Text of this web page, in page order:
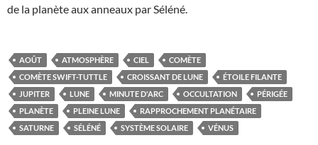
de la planète aux anneaux par Séléné.
AOÛT ATMOSPHÈRE CIEL
COMÈTE
COMÈTE SWIFT-TUTTLE
CROISSANT DE LUNE
ÉTOILE FILANTE
JUPITER
LUNE MINUTE D'ARC OCCULTATION
PÉRIGÉE
PLANÈTE
PLEINE LUNE
RAPPROCHEMENT PLANÉTAIRE
SATURNE
SÉLÉNÉ SYSTÈME SOLAIRE VÉNUS